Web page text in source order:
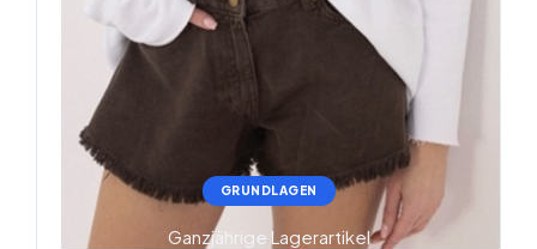
GRUNDLAGEN
Ganzjährige Lagerartikel